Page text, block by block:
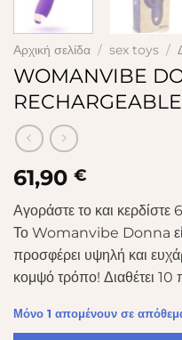
Αρχική σελίδα / sex toys /
WOMANVIBE
61,90 €
Αγοράστε το και κερδίστε
Το Womanvibe Donna
προσφέρει υψηλή και
κομψό τρόπο! Διαθέτει
Μόνο 1 απομένουν σε